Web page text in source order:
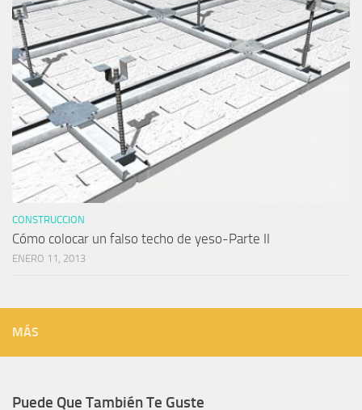
CONSTRUCCION
Cómo colocar un falso techo de yeso-Parte II
ENERO 11, 2013
MÁS
Puede Que También Te Guste